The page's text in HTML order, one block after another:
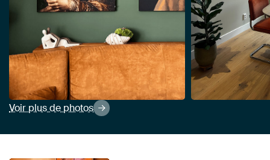
Voir plus de photos